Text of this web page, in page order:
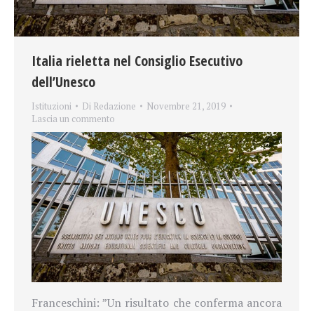
Italia rieletta nel Consiglio Esecutivo
dell’Unesco
Istituzioni Di Redazione
Novembre 21, 2019
Lascia un commento
Franceschini: ”Un risultato che conferma ancora